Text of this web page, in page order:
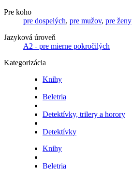
Pre koho
pre dospelých, pre mužov, pre ženy
Jazyková úroveň
A2 - pre mierne pokročilých
Kategorizácia
Knihy
Beletria
Detektívky, trilery a horory
Detektívky
Knihy
Beletria